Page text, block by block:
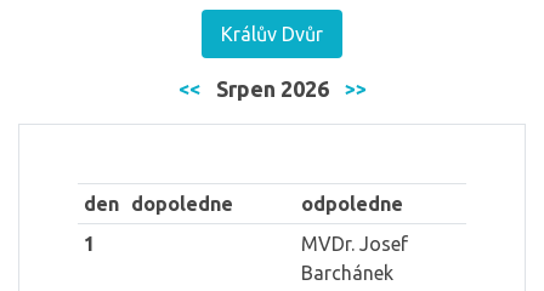
Králův Dvůr
<< Srpen 2026 >>
den dopoledne
odpoledne
1
MVDr. Josef
Barchánek